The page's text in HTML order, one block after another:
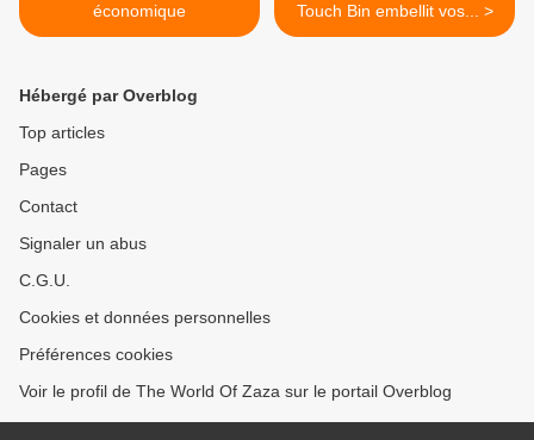
économique
Touch Bin embellit vos... >
Hébergé par Overblog
Top articles
Pages
Contact
Signaler un abus
C.G.U.
Cookies et données personnelles
Préférences cookies
Voir le profil de The World Of Zaza sur le portail Overblog